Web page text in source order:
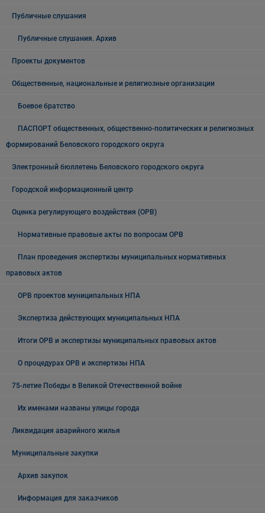
Публичные слушания
Публичные слушания. Архив
Проекты документов
Общественные, национальные и религиозные организации
Боевое братство
ПАСПОРТ общественных, общественно-политических и религиозных
формирований Беловского городского округа
Электронный бюллетень Беловского городского округа
Городской информационный центр
Оценка регулирующего воздействия (ОРВ)
Нормативные правовые акты по вопросам ОРВ
План проведения экспертизы муниципальных нормативных
правовых актов
ОРВ проектов муниципальных НПА
Экспертиза действующих муниципальных НПА
Итоги ОРВ и экспертизы муниципальных правовых актов
О процедурах ОРВ и экспертизы НПА
75-летие Победы в Великой Отечественной войне
Их именами названы улицы города
Ликвидация аварийного жилья
Муниципальные закупки
Архив закупок
Информация для заказчиков